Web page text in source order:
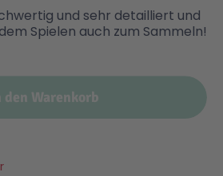
und sehr detailliert und
Spielen auch zum Sammeln!
den Warenkorb